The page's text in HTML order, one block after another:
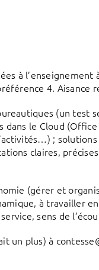
à
4.
(un test
le Cloud
;
claires,
(gérer et
à travailler
sens de
un plus) à